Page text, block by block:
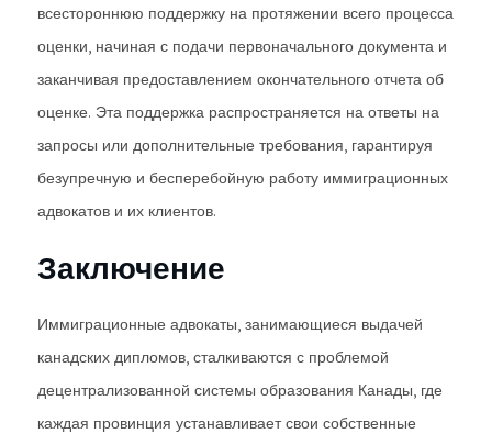
всестороннюю поддержку на протяжении всего процесса
оценки, начиная с подачи первоначального документа и
заканчивая предоставлением окончательного отчета об
оценке. Эта поддержка распространяется на ответы на
запросы или дополнительные требования, гарантируя
безупречную и бесперебойную работу иммиграционных
адвокатов и их клиентов.
Заключение
Иммиграционные адвокаты, занимающиеся выдачей
канадских дипломов, сталкиваются с проблемой
децентрализованной системы образования Канады, где
каждая провинция устанавливает свои собственные